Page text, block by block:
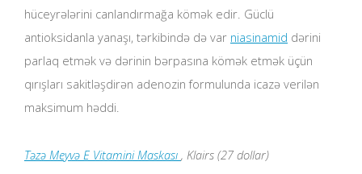
hüceyrələrini canlandırmağa kömək edir. Güclü
antioksidanla yanaşı, tərkibində də var niasinamid dərini
parlaq etmək və dərinin bərpasına kömək etmək üçün
qırışları sakitləşdirən adenozin formulunda icazə verilən
maksimum həddi.
Təzə Meyvə E Vitamini Maskası , Klairs (27 dollar)